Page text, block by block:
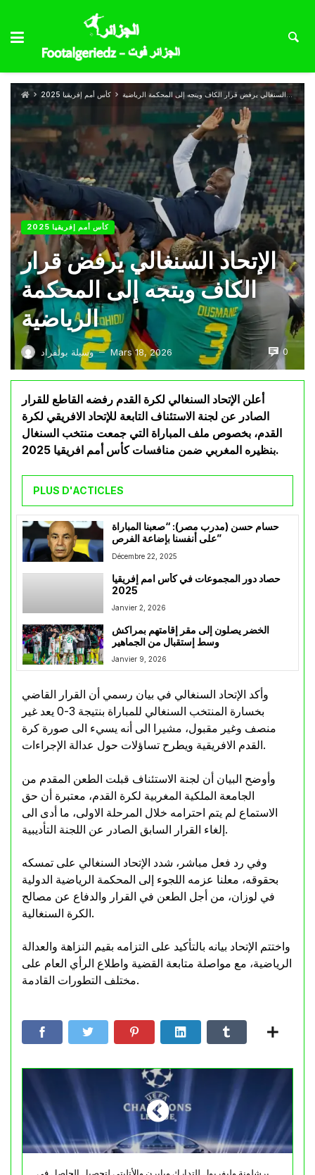
كأس أمم إفريقيا 2025 الإتحاد السنغالي يرفض قرار الكاف ويتجه إلى المحكمة الرياضية
كأس أمم إفريقيا 2025
الإتحاد السنغالي يرفض قرار
الكاف ويتجه إلى المحكمة
الرياضية
وسيلة بولفراد — Mars 18, 2026 0
أعلن الإتحاد السنغالي لكرة القدم رفضه القاطع للقرار
الصادر عن لجنة الاستئناف التابعة للإتحاد الافريقي لكرة
القدم، بخصوص ملف المباراة التي جمعت منتخب السنغال
بنظيره المغربي ضمن منافسات كأس أمم افريقيا 2025.
PLUS D'ACTICLES
حسام حسن (مدرب مصر): “صعبنا المباراة
على أنفسنا بإضاعة الفرص”
Décembre 22, 2025
حصاد دور المجموعات في كأس امم إفريقيا
2025
Janvier 2, 2026
الخضر يصلون إلى مقر إقامتهم بمراكش
وسط إستقبال من الجماهير
Janvier 9, 2026
وأكد الإتحاد السنغالي في بيان رسمي أن القرار القاضي
بخسارة المنتخب السنغالي للمباراة بنتيجة 3-0 يعد غير
منصف وغير مقبول، مشيرا الى أنه يسيء الى صورة كرة
القدم الافريقية ويطرح تساؤلات حول عدالة الإجراءات.
وأوضح البيان أن لجنة الاستئناف قبلت الطعن المقدم من
الجامعة الملكية المغربية لكرة القدم، معتبرة أن حق
الاستماع لم يتم احترامه خلال المرحلة الاولى، ما أدى الى
إلغاء القرار السابق الصادر عن اللجنة التأديبية.
وفي رد فعل مباشر، شدد الإتحاد السنغالي على تمسكه
بحقوقه، معلنا عزمه اللجوء إلى المحكمة الرياضية الدولية
في لوزان، من أجل الطعن في القرار والدفاع عن مصالح
الكرة السنغالية.
واختتم الإتحاد بيانه بالتأكيد على التزامه بقيم النزاهة والعدالة
الرياضية، مع مواصلة متابعة القضية واطلاع الرأي العام على
مختلف التطورات القادمة.